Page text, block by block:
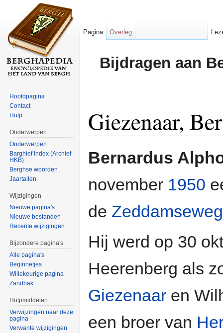
Bijdragen aan
Giezenaar,
Bernardus
november 1950
de Zeddamseweg
Hij werd op 30
Heerenberg als
Giezenaar en
een broer van
Pagina Overleg
Hoofdpagina
Contact
Hulp
Onderwerpen
Onderwerpen
Barghief Index (Archief
HKB)
Berghse woorden
Jaartallen
Wijzigingen
Nieuwe pagina's
Nieuwe bestanden
Recente wijzigingen
Bijzondere pagina's
Alle pagina's
Beginnetjes
Willekeurige pagina
Zandbak
Hulpmiddelen
Verwijzingen naar deze
pagina
Verwante wijzigingen